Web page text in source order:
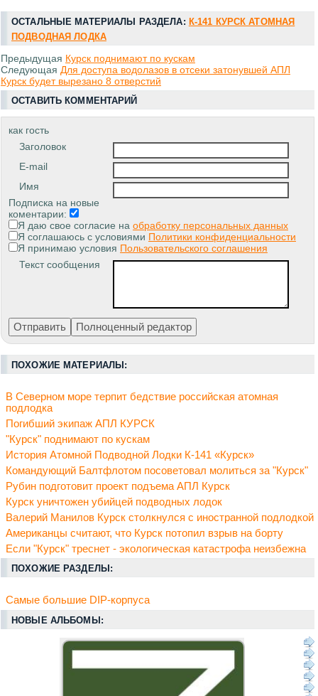
ОСТАЛЬНЫЕ МАТЕРИАЛЫ РАЗДЕЛА: К-141 КУРСК АТОМНАЯ
ПОДВОДНАЯ ЛОДКА
Предыдущая Курск поднимают по кускам
Следующая Для доступа водолазов в отсеки затонувшей АПЛ
Курск будет вырезано 8 отверстий
ОСТАВИТЬ КОММЕНТАРИЙ
как гость
Заголовок
E-mail
Имя
Подписка на новые
коментарии:
Я даю свое согласие на обработку персональных данных
Я соглашаюсь с условиями Политики конфиденциальности
Я принимаю условия Пользовательского соглашения
Текст сообщения
ПОХОЖИЕ МАТЕРИАЛЫ:
В Северном море терпит бедствие российская атомная
подлодка
Погибший экипаж АПЛ КУРСК
"Курск" поднимают по кускам
История Атомной Подводной Лодки К-141 «Курск»
Командующий Балтфлотом посоветовал молиться за "Курск"
Рубин подготовит проект подъема АПЛ Курск
Курск уничтожен убийцей подводных лодок
Валерий Манилов Курск столкнулся с иностранной подлодкой
Американцы считают, что Курск потопил взрыв на борту
Если "Курск" треснет - экологическая катастрофа неизбежна
ПОХОЖИЕ РАЗДЕЛЫ:
Самые большие DIP-корпуса
НОВЫЕ АЛЬБОМЫ: